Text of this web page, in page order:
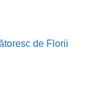
de Florii